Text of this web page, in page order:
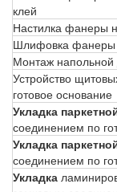
клей
Настилка фанеры
Шлифовка фанеры
Монтаж напольной
Устройство
готовое основание
Укладка
соединением по
Укладка
соединением по
Укладка